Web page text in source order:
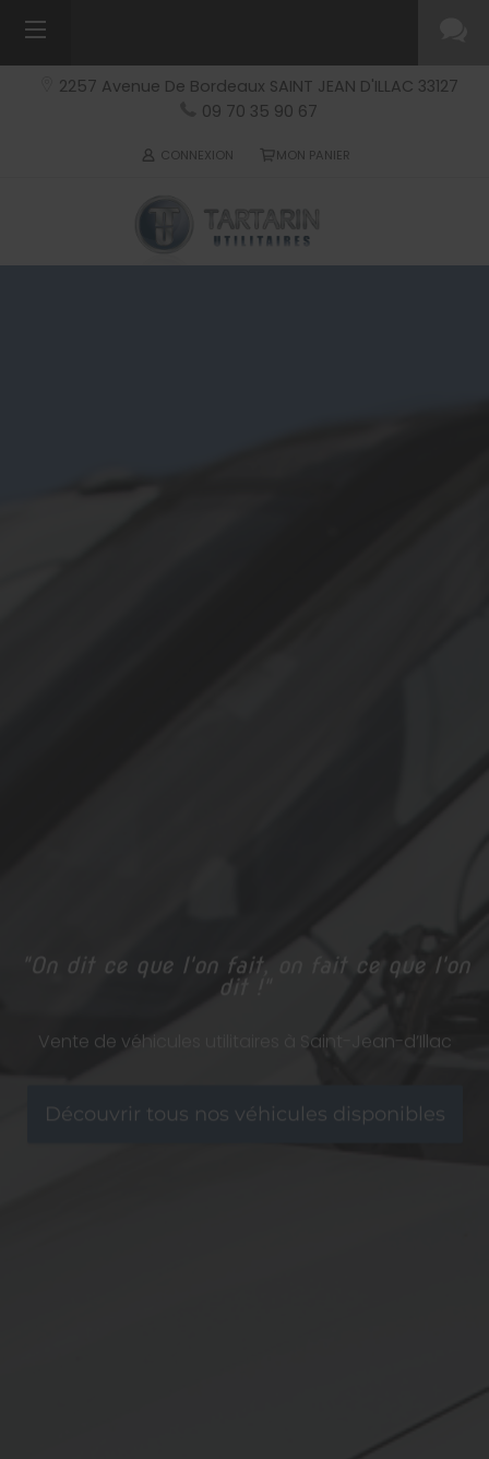
2257 Avenue De Bordeaux SAINT JEAN D'ILLAC 33127
09 70 35 90 67
CONNEXION MON PANIER
"On dit ce que l'on fait, on fait ce que l'on
dit !"
Vente de véhicules utilitaires à Saint-Jean-d’Illac
Découvrir tous nos véhicules disponibles